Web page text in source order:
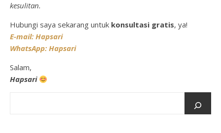
kesulitan.
Hubungi saya sekarang untuk konsultasi gratis, ya!
E-mail: Hapsari
WhatsApp: Hapsari
Salam,
Hapsari